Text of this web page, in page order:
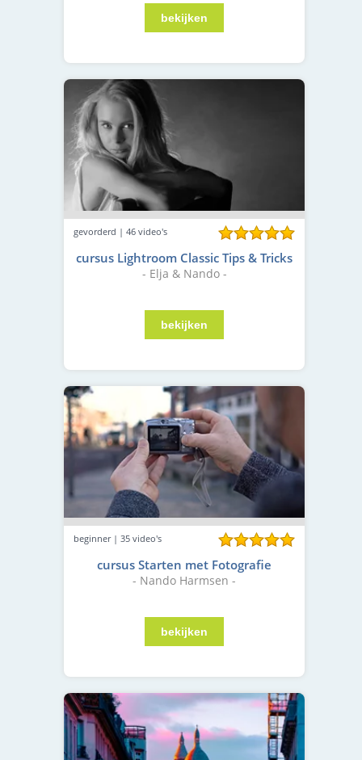
gevorderd | 46 video's
cursus Lightroom Classic Tips & Tricks
- Elja & Nando -
beginner | 35 video's
cursus Starten met Fotografie
- Nando Harmsen -